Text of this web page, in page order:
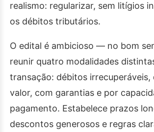
realismo: regularizar, sem litígios
os débitos tributários.
O edital é ambicioso — no bom
reunir quatro modalidades
transação: débitos irrecuperáveis,
valor, com garantias e por
pagamento. Estabelece prazos
descontos generosos e regras